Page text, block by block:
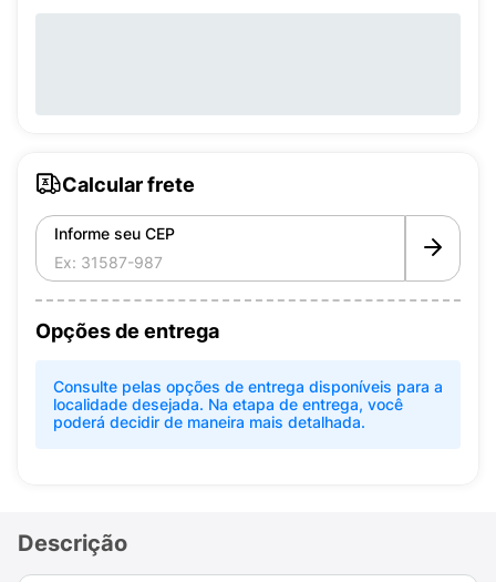
Calcular frete
Informe seu CEP
Opções de entrega
Consulte pelas opções de entrega disponíveis para a
localidade desejada. Na etapa de entrega, você
poderá decidir de maneira mais detalhada.
Descrição